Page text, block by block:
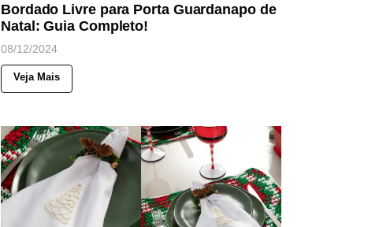
Bordado Livre para Porta Guardanapo de
Natal: Guia Completo!
08/12/2024
Veja Mais